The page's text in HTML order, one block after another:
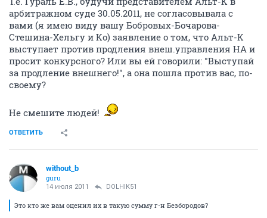
арбитражном суде 30.05.2011, не согласовывала с
вами (я имею виду вашу Бобровых-Бочарова-
Стешина-Хельгу и Ко) заявление о том, что Альт-К
выступает против продления внеш.управления НА и
просит конкурсного? Или вы ей говорили: "Выступай
за продление внешнего!", а она пошла против вас, по-
своему?
Не смешите людей!
ОТВЕТИТЬ
without_b
guru
14 июля 2011 DOLHIK51
Это кто же вам оценил их в такую сумму г-н Безбородов?